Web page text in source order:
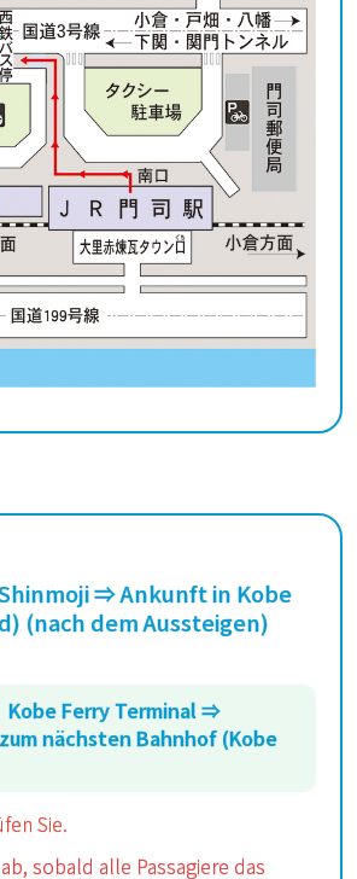
⇒ Ankunft in Kobe
(nach dem Aussteigen)
Kobe Ferry Terminal ⇒
nächsten Bahnhof (Kobe
Sie.
sobald alle Passagiere das